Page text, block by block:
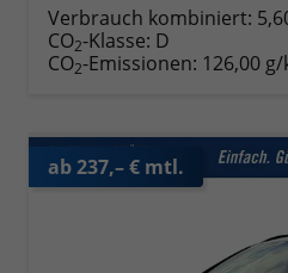
Verbrauch kombiniert:
CO2-Klasse: D
CO2-Emissionen: 126,00
ab 237,– € mtl.